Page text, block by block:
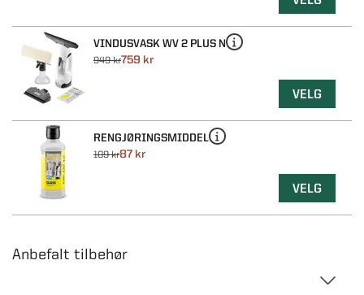
Anbefalt tilbehør
VINDUSVASK WV 2 PLUS N
949 kr759 kr
VELG
RENGJØRINGSMIDDEL
109 kr87 kr
VELG